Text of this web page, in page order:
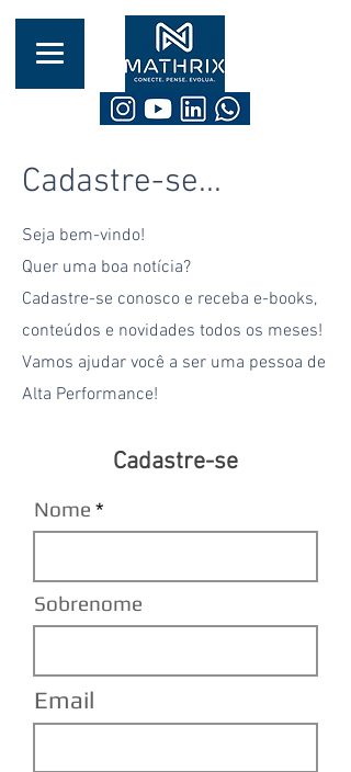
Cadastre-se...
Seja bem-vindo!
Quer uma boa notícia?
Cadastre-se conosco e receba e-books,
conteúdos e novidades todos os meses!
Vamos ajudar você a ser uma pessoa de
Alta Performance!
Cadastre-se
Nome
Sobrenome
Email